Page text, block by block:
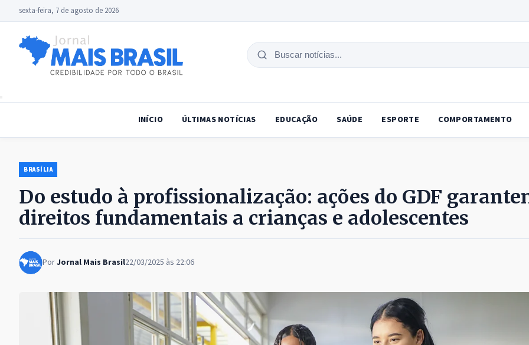
sexta-feira, 7 de agosto de 2026
Buscar
INÍCIO ÚLTIMAS NOTÍCIAS EDUCAÇÃO SAÚDE ESPORTE COMPORTAMENTO
BRASÍLIA
Do estudo à profissionalização: ações do GDF
direitos fundamentais a crianças e adolescentes
PorJornal Mais Brasil22/03/2025 às 22:06